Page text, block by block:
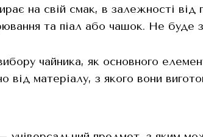
на свій смак, в залежності
та піал або чашок. Не
чайника, як основного
від матеріалу, з якого вони